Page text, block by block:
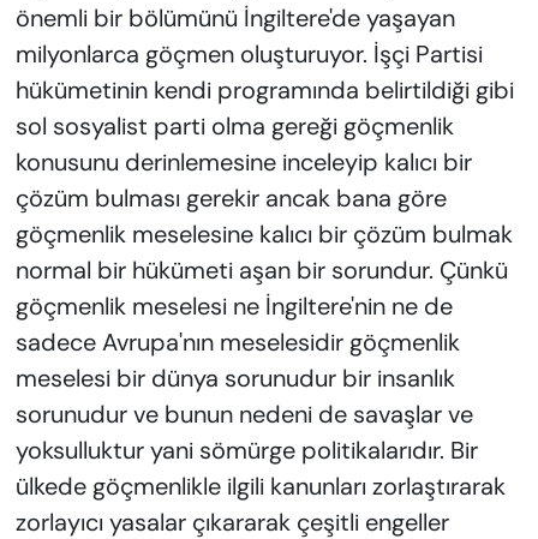
önemli bir bölümünü İngiltere'de yaşayan
milyonlarca göçmen oluşturuyor. İşçi Partisi
hükümetinin kendi programında belirtildiği gibi
sol sosyalist parti olma gereği göçmenlik
konusunu derinlemesine inceleyip kalıcı bir
çözüm bulması gerekir ancak bana göre
göçmenlik meselesine kalıcı bir çözüm bulmak
normal bir hükümeti aşan bir sorundur. Çünkü
göçmenlik meselesi ne İngiltere'nin ne de
sadece Avrupa'nın meselesidir göçmenlik
meselesi bir dünya sorunudur bir insanlık
sorunudur ve bunun nedeni de savaşlar ve
yoksulluktur yani sömürge politikalarıdır. Bir
ülkede göçmenlikle ilgili kanunları zorlaştırarak
zorlayıcı yasalar çıkararak çeşitli engeller